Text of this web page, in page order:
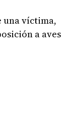
víctima,
a aves